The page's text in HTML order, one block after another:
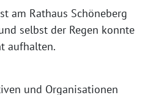
am Rathaus Schöneberg
selbst der Regen konnte
aufhalten.
und Organisationen